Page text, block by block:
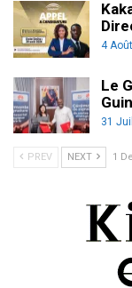
4
Le
31
PREV NEXT 1